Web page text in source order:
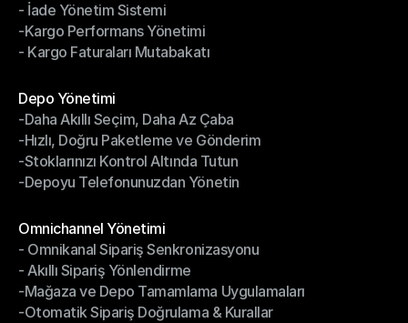
- Sürücü Yönetim Sistemi
- İade Yönetim Sistemi
- İade Yönetim Sistemi
-Kargo Performans Yönetimi
-Kargo Performans Yönetimi
- Kargo Faturaları Mutabakatı
Depo Yönetimi
Depo Yönetimi
-Daha Akıllı Seçim, Daha Az Çaba
-Daha Akıllı Seçim, Daha Az Çaba
-Hızlı, Doğru Paketleme ve Gönderim
-Hızlı, Doğru Paketleme ve Gönderim
-Stoklarınızı Kontrol Altında Tutun
-Stoklarınızı Kontrol Altında Tutun
-Depoyu Telefonunuzdan Yönetin
Omnichannel Yönetimi
Omnichannel Yönetimi
- Omnikanal Sipariş Senkronizasyonu
- Omnikanal Sipariş Senkronizasyonu
- Akıllı Sipariş Yönlendirme
- Akıllı Sipariş Yönlendirme
-Mağaza ve Depo Tamamlama Uygulamaları
-Mağaza ve Depo Tamamlama Uygulamaları
-Otomatik Sipariş Doğrulama & Kurallar